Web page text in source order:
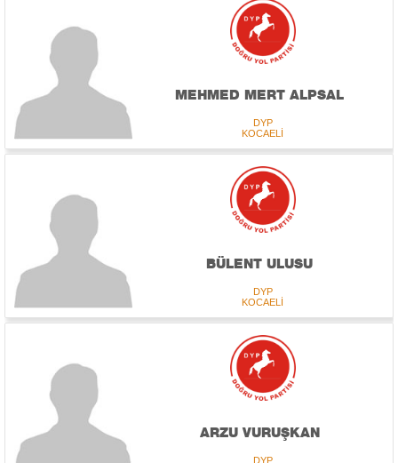
MEHMED MERT ALPSAL
DYP
KOCAELİ
BÜLENT ULUSU
DYP
KOCAELİ
ARZU VURUŞKAN
DYP